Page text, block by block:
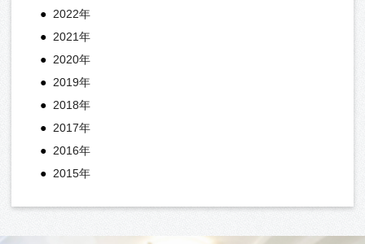
2022年
2021年
2020年
2019年
2018年
2017年
2016年
2015年